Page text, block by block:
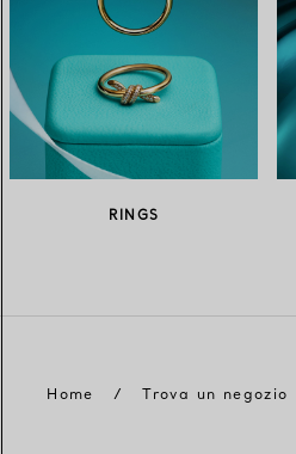
RINGS
Home / Trova un negozio